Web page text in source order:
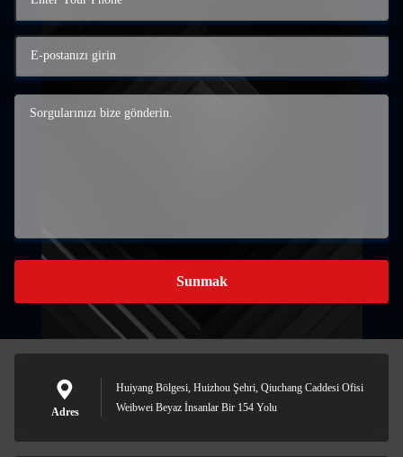
Sunmak
Adres
Huiyang Bölgesi, Huizhou Şehri, Qiuchang Caddesi Ofisi
Weibwei Beyaz İnsanlar Bir 154 Yolu